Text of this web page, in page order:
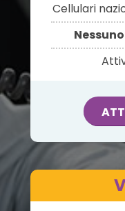
Cellulari